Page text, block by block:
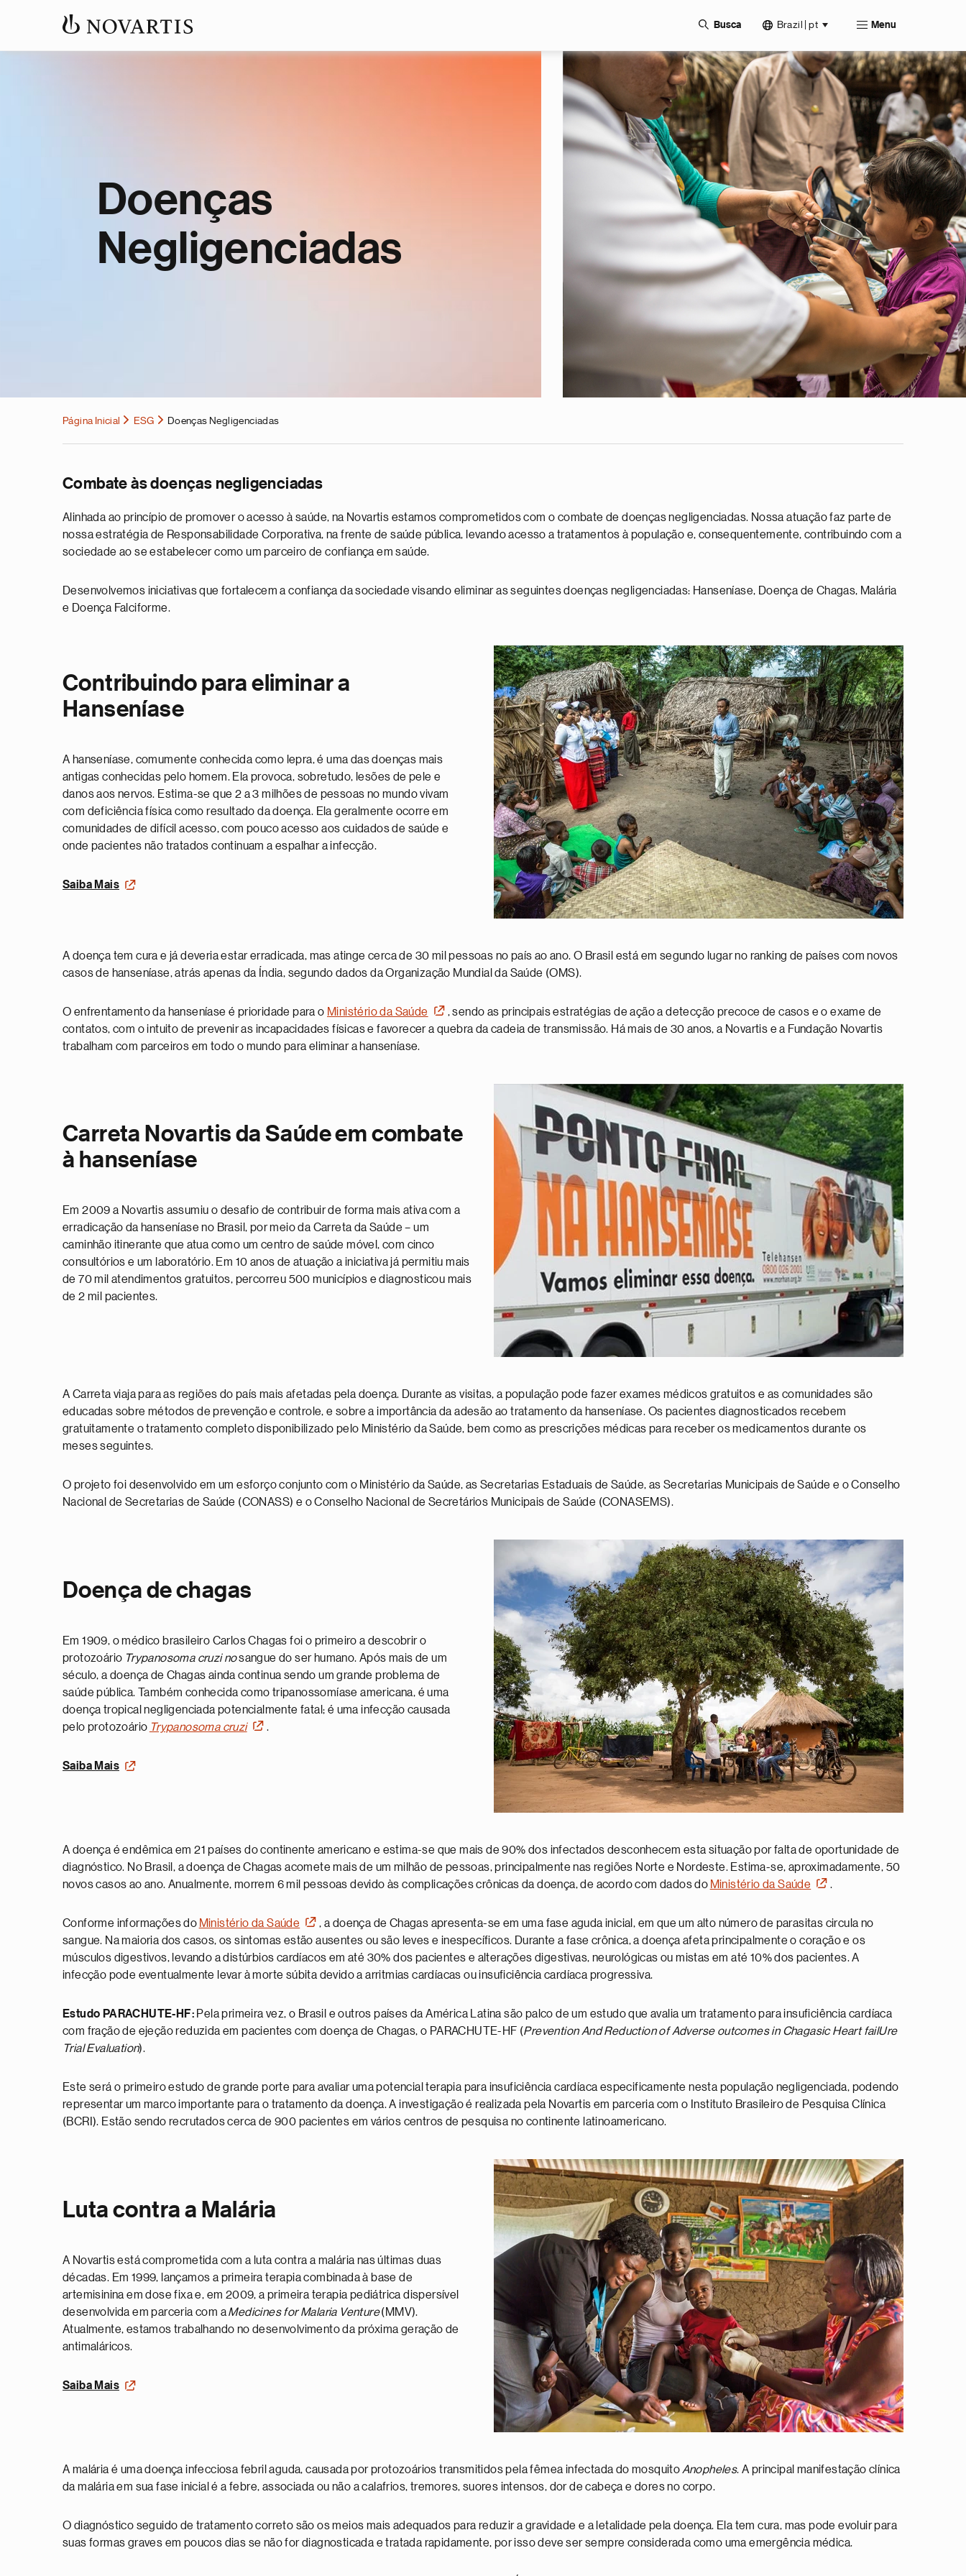
Busca Brazil | pt Menu
Doenças
Negligenciadas
Página Inicial ESG Doenças Negligenciadas
Combate às doenças negligenciadas
Alinhada ao princípio de promover o acesso à saúde, na Novartis estamos comprometidos com o combate de doenças negligenciadas. Nossa atuação faz parte de
nossa estratégia de Responsabilidade Corporativa, na frente de saúde pública, levando acesso a tratamentos à população e, consequentemente, contribuindo com a
sociedade ao se estabelecer como um parceiro de confiança em saúde.
Desenvolvemos iniciativas que fortalecem a confiança da sociedade visando eliminar as seguintes doenças negligenciadas: Hanseníase, Doença de Chagas, Malária
e Doença Falciforme.
Contribuindo para eliminar a
Hanseníase
A hanseníase, comumente conhecida como lepra, é uma das doenças mais
antigas conhecidas pelo homem. Ela provoca, sobretudo, lesões de pele e
danos aos nervos. Estima-se que 2 a 3 milhões de pessoas no mundo vivam
com deficiência física como resultado da doença. Ela geralmente ocorre em
comunidades de difícil acesso, com pouco acesso aos cuidados de saúde e
onde pacientes não tratados continuam a espalhar a infecção.
Saiba Mais
A doença tem cura e já deveria estar erradicada, mas atinge cerca de 30 mil pessoas no país ao ano. O Brasil está em segundo lugar no ranking de países com novos
casos de hanseníase, atrás apenas da Índia, segundo dados da Organização Mundial da Saúde (OMS).
O enfrentamento da hanseníase é prioridade para o Ministério da Saúde
, sendo as principais estratégias de ação a detecção precoce de casos e o exame de
contatos, com o intuito de prevenir as incapacidades físicas e favorecer a quebra da cadeia de transmissão. Há mais de 30 anos, a Novartis e a Fundação Novartis
trabalham com parceiros em todo o mundo para eliminar a hanseníase.
Carreta Novartis da Saúde em combate
à hanseníase
Em 2009 a Novartis assumiu o desafio de contribuir de forma mais ativa com a
erradicação da hanseníase no Brasil, por meio da Carreta da Saúde – um
caminhão itinerante que atua como um centro de saúde móvel, com cinco
consultórios e um laboratório. Em 10 anos de atuação a iniciativa já permitiu mais
de 70 mil atendimentos gratuitos, percorreu 500 municípios e diagnosticou mais
de 2 mil pacientes.
A Carreta viaja para as regiões do país mais afetadas pela doença. Durante as visitas, a população pode fazer exames médicos gratuitos e as comunidades são
educadas sobre métodos de prevenção e controle, e sobre a importância da adesão ao tratamento da hanseníase. Os pacientes diagnosticados recebem
gratuitamente o tratamento completo disponibilizado pelo Ministério da Saúde, bem como as prescrições médicas para receber os medicamentos durante os
meses seguintes.
O projeto foi desenvolvido em um esforço conjunto com o Ministério da Saúde, as Secretarias Estaduais de Saúde, as Secretarias Municipais de Saúde e o Conselho
Nacional de Secretarias de Saúde (CONASS) e o Conselho Nacional de Secretários Municipais de Saúde (CONASEMS).
Doença de chagas
Em 1909, o médico brasileiro Carlos Chagas foi o primeiro a descobrir o
protozoário Trypanosoma cruzi nosangue do ser humano. Após mais de um
século, a doença de Chagas ainda continua sendo um grande problema de
saúde pública. Também conhecida como tripanossomíase americana, é uma
doença tropical negligenciada potencialmente fatal; é uma infecção causada
pelo protozoário Trypanosoma cruzi .
Saiba Mais
A doença é endêmica em 21 países do continente americano e estima-se que mais de 90% dos infectados desconhecem esta situação por falta de oportunidade de
diagnóstico. No Brasil, a doença de Chagas acomete mais de um milhão de pessoas, principalmente nas regiões Norte e Nordeste. Estima-se, aproximadamente, 50
novos casos ao ano. Anualmente, morrem 6 mil pessoas devido às complicações crônicas da doença, de acordo com dados do Ministério da Saúde .
Conforme informações do Ministério da Saúde
, a doença de Chagas apresenta-se em uma fase aguda inicial, em que um alto número de parasitas circula no
sangue. Na maioria dos casos, os sintomas estão ausentes ou são leves e inespecíficos. Durante a fase crônica, a doença afeta principalmente o coração e os
músculos digestivos, levando a distúrbios cardíacos em até 30% dos pacientes e alterações digestivas, neurológicas ou mistas em até 10% dos pacientes. A
infecção pode eventualmente levar à morte súbita devido a arritmias cardíacas ou insuficiência cardíaca progressiva.
Estudo PARACHUTE-HF: Pela primeira vez, o Brasil e outros países da América Latina são palco de um estudo que avalia um tratamento para insuficiência cardíaca
com fração de ejeção reduzida em pacientes com doença de Chagas, o PARACHUTE-HF (Prevention And Reduction of Adverse outcomes in Chagasic Heart failUre
Trial Evaluation).
Este será o primeiro estudo de grande porte para avaliar uma potencial terapia para insuficiência cardíaca especificamente nesta população negligenciada, podendo
representar um marco importante para o tratamento da doença. A investigação é realizada pela Novartis em parceria com o Instituto Brasileiro de Pesquisa Clínica
(BCRI). Estão sendo recrutados cerca de 900 pacientes em vários centros de pesquisa no continente latinoamericano.
Luta contra a Malária
A Novartis está comprometida com a luta contra a malária nas últimas duas
décadas. Em 1999, lançamos a primeira terapia combinada à base de
artemisinina em dose fixa e, em 2009, a primeira terapia pediátrica dispersível
desenvolvida em parceria com aMedicines for Malaria Venture(MMV).
Atualmente, estamos trabalhando no desenvolvimento da próxima geração de
antimaláricos.
Saiba Mais
A malária é uma doença infecciosa febril aguda, causada por protozoários transmitidos pela fêmea infectada do mosquito Anopheles. A principal manifestação clínica
da malária em sua fase inicial é a febre, associada ou não a calafrios, tremores, suores intensos, dor de cabeça e dores no corpo.
O diagnóstico seguido de tratamento correto são os meios mais adequados para reduzir a gravidade e a letalidade pela doença. Ela tem cura, mas pode evoluir para
suas formas graves em poucos dias se não for diagnosticada e tratada rapidamente, por isso deve ser sempre considerada como uma emergência médica.